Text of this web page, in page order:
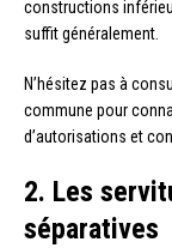
constructions
suffit généralement.
N’hésitez pas à
commune pour
d’autorisations et
2. Les
séparatives